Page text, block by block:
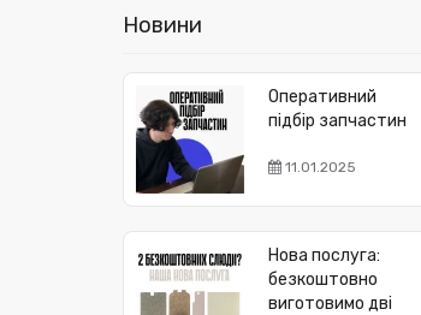
Новини
Оперативний
підбір запчастин
11.01.2025
Нова послуга:
безкоштовно
виготовимо дві